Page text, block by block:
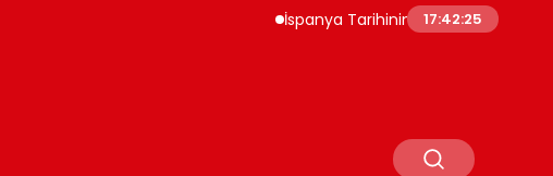
İspanya Tarihinin En Büyük Yangını New
17:42:26